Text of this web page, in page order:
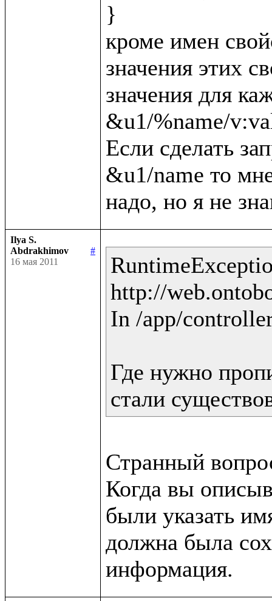
}
кроме имен
значения этих
значения для
&u1/%name/
Если сделать
&u1/name то
Ilya S.
Abdrakhimov
#
16 мая 2011
http://
In /app/
Где нужно
стали
Странный
Когда вы
были указать
должна была